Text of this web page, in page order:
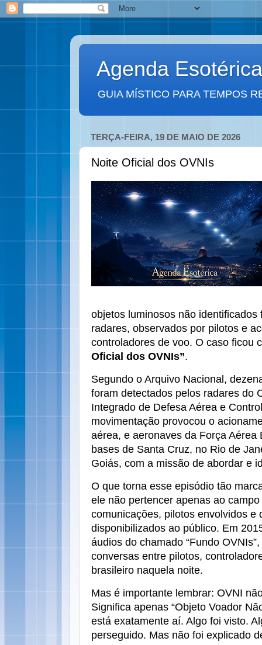
Agenda Esotérica
GUIA MÍSTICO PARA TEMPOS
TERÇA-FEIRA, 19 DE MAIO DE 2026
Noite Oficial dos OVNIs
objetos luminosos não identificados
radares, observados por pilotos e
controladores de voo. O caso ficou
Oficial dos OVNIs”.
Segundo o Arquivo Nacional,
foram detectados pelos radares do
Integrado de Defesa Aérea e
movimentação provocou o
aérea, e aeronaves da Força Aérea
bases de Santa Cruz, no Rio de
Goiás, com a missão de abordar e
O que torna esse episódio tão
ele não pertencer apenas ao
comunicações, pilotos envolvidos e
disponibilizados ao público. Em
áudios do chamado “Fundo
conversas entre pilotos,
brasileiro naquela noite.
Mas é importante lembrar: OVNI
Significa apenas “Objeto Voador
está exatamente aí. Algo foi visto.
perseguido. Mas não foi explicado